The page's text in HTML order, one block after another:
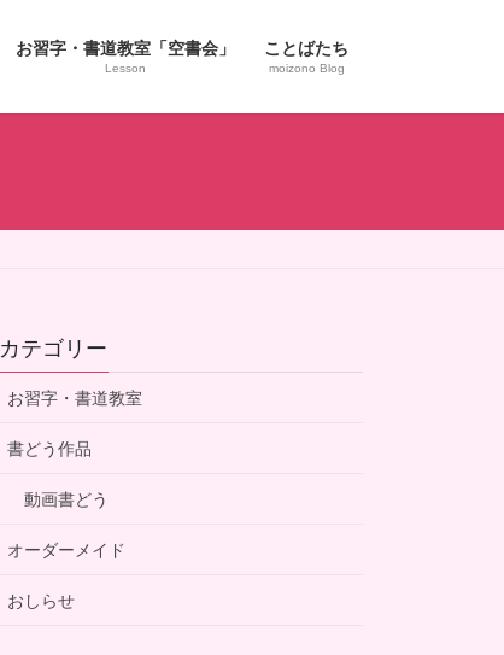
お習字・書道教室「空書会」
Lesson
ことばたち
moizono Blog
カテゴリー
お習字・書道教室
書どう作品
動画書どう
オーダーメイド
おしらせ